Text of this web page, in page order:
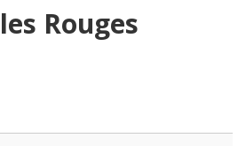
Rouges